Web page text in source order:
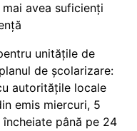
avea suficienți
unitățile de
de școlarizare:
autoritățile locale
emis miercuri, 5
până pe 24